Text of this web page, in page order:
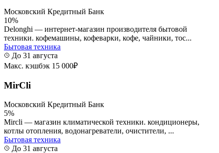
Московский Кредитный Банк
10%
Delonghi — интернет-магазин производителя бытовой
техники. кофемашины, кофеварки, кофе, чайники, тос...
Бытовая техника
До 31 августа
Макс. кэшбэк 15 000₽
MirCli
Московский Кредитный Банк
5%
Mircli — магазин климатической техники. кондиционеры,
котлы отопления, водонагреватели, очистители, ...
Бытовая техника
До 31 августа